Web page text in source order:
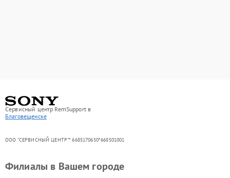
Сервисный центр RemSupport в
Благовещенске
ООО "СЕРВИСНЫЙ ЦЕНТР"* 6685170650*668501001
Филиалы в Вашем городе